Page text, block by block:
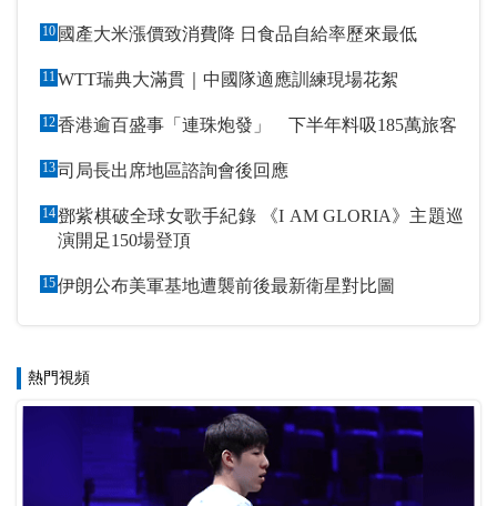
10 國產大米漲價致消費降 日食品自給率歷來最低
11WTT瑞典大滿貫｜中國隊適應訓練現場花絮
12香港逾百盛事「連珠炮發」 下半年料吸185萬旅客
13司局長出席地區諮詢會後回應
14鄧紫棋破全球女歌手紀錄 《I AM GLORIA》主題巡
演開足150場登頂
15伊朗公布美軍基地遭襲前後最新衛星對比圖
熱門視頻